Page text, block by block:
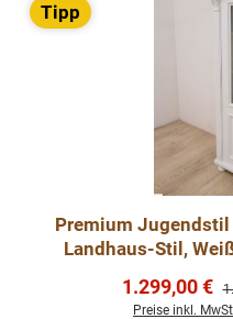
Tipp
Premium
Landhaus-Stil,
1.299,00 €
Preise inkl.